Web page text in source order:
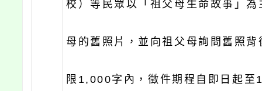
校）等民眾以「祖父母生命故事」
母的舊照片，並向祖父母詢問舊照
限1,000字內，徵件期程自即日起